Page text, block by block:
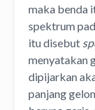
maka benda
spektrum
itu disebut
menyatakan
dipijarkan
panjang